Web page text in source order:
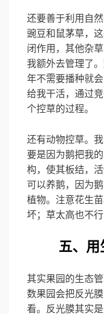
还要善于利用自
豌豆和鼠茅草，
闭作用，其他杂
我额外去管理了
年不需要播种就
给我干活，通过
个控草的过程。
还有动物控草。
要是因为鹅把我
构，使其板结，
可以养鹅，因为
植物。注意花生
坏；草太高也不
五、用
其实果园的生态
数果园会把反光
看。反光膜其实